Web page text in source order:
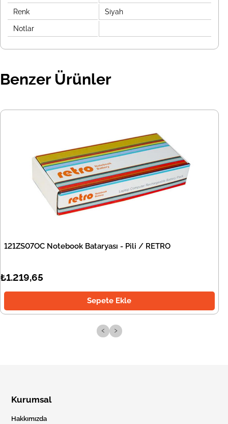
Renk Siyah
Notlar
Benzer Ürünler
121ZS07OC Notebook Bataryası - Pili / RETRO
₺1.219,65
Sepete Ekle
‹ ›
Kurumsal
Hakkımızda